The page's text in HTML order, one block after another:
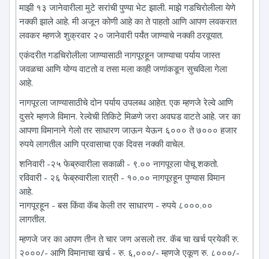
माझी १३ जानेवारीला मुटे सरांची पुण्या भेट झाली. माझे गडचिरोलीला येणे
नक्की झाले आहे. मी अजून कोणी आहे का ते पाहतो आणि आपण लवकरात
लवकर म्हणजे शुक्रवार २० जानेवारी पर्यंत जाण्याचे नक्की ठरवूयात.
एकंदरीत गडचिरोलीला जाण्यासाठी नागपूरहून जाण्याचा पर्याय जास्त
जवळचा आणि योग्य वाटतो व तसा मला काही जणांकडून सुचविला गेला
आहे.
नागपूरला जाण्यासाठीचे दोन पर्याय उपलब्ध आहेत. एक म्हणजे रेल्वे आणि
दुसरे म्हणजे विमान. रेल्वेची तिकिटे मिळणे जरा अवघड वाटते आहे. जर का
आपणा विमानाने गेलो तर साधारण जाऊन येऊन ६००० ते ७००० हजार
रुपये लागतील आणि प्रवासाचा एक दिवस नक्की वाचेल.
शनिवारी -२५ फेब्रुवारीला सकाळी - ९.०० नागपूरला पोचू शकतो.
रविवारी - २६ फेब्रुवारीला रात्री - १०.०० नागपूरहून पुण्यास विमान
आहे.
नागपूरहून - बस किंवा कॅब केली तर साधारण - रुपये ८०००.००
लागतील.
म्हणजे जर का आपण तीन ते चार जण असलो तर. कॅब चा खर्च प्रयेकी रु.
२०००/- आणि विमानाचा खर्च - रु. ६,०००/- म्हणजे एकूण रु. ८०००/-